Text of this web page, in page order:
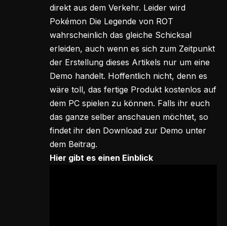
direkt aus dem Verkehr. Leider wird
Pokémon Die Legende von ROT
wahrscheinlich das gleiche Schicksal
erleiden, auch wenn es sich zum Zeitpunkt
der Erstellung dieses Artikels nur um eine
Demo handelt. Hoffentlich nicht, denn es
wäre toll, das fertige Produkt kostenlos auf
dem PC spielen zu können. Falls ihr euch
das ganze selber anschauen möchtet, so
findet ihr den Download zur Demo unter
dem Beitrag.
Hier gibt es einen Einblick